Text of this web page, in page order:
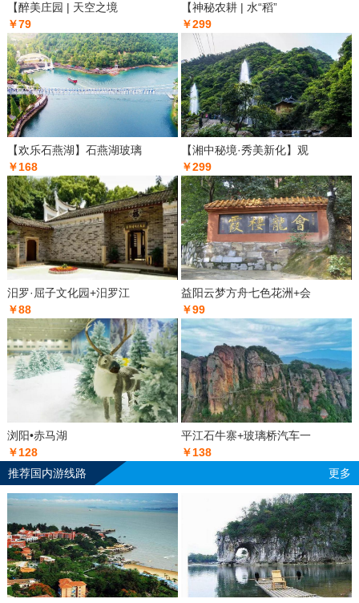
【醉美庄园 | 天空之境
￥79
【神秘农耕 | 水“稻”
￥299
【欢乐石燕湖】石燕湖玻璃
￥168
【湘中秘境·秀美新化】观
￥299
汨罗·屈子文化园+汨罗江
￥88
益阳云梦方舟七色花洲+会
￥99
浏阳•赤马湖
￥128
平江石牛寨+玻璃桥汽车一
￥138
推荐国内游线路
更多